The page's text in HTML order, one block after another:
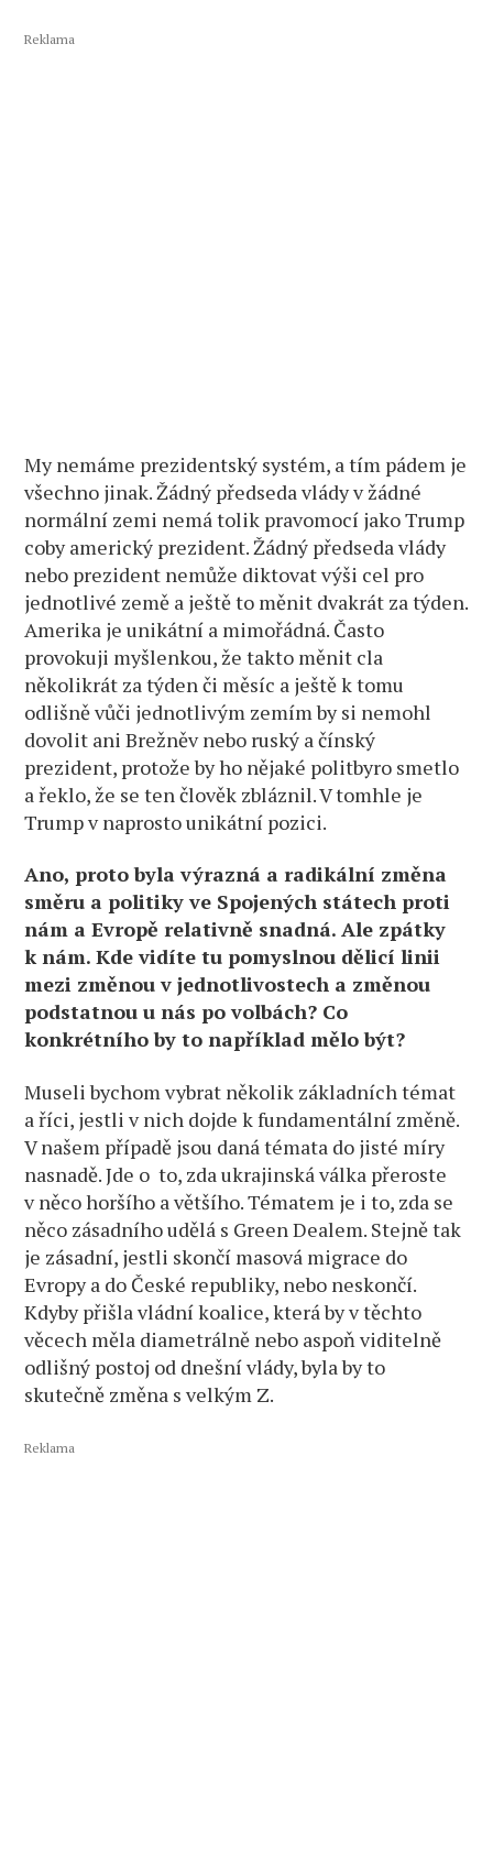
Reklama
My nemáme prezidentský systém, a tím pádem je
všechno jinak. Žádný předseda vlády v žádné
normální zemi nemá tolik pravomocí jako Trump
coby americký prezident. Žádný předseda vlády
nebo prezident nemůže diktovat výši cel pro
jednotlivé země a ještě to měnit dvakrát za týden.
Amerika je unikátní a mimořádná. Často
provokuji myšlenkou, že takto měnit cla
několikrát za týden či měsíc a ještě k tomu
odlišně vůči jednotlivým zemím by si nemohl
dovolit ani Brežněv nebo ruský a čínský
prezident, protože by ho nějaké politbyro smetlo
a řeklo, že se ten člověk zbláznil. V tomhle je
Trump v naprosto unikátní pozici.
Ano, proto byla výrazná a radikální změna
směru a politiky ve Spojených státech proti
nám a Evropě relativně snadná. Ale zpátky
k nám. Kde vidíte tu pomyslnou dělicí linii
mezi změnou v jednotlivostech a změnou
podstatnou u nás po volbách? Co
konkrétního by to například mělo být?
Museli bychom vybrat několik základních témat
a říci, jestli v nich dojde k fundamentální změně.
V našem případě jsou daná témata do jisté míry
nasnadě. Jde o to, zda ukrajinská válka přeroste
v něco horšího a většího. Tématem je i to, zda se
něco zásadního udělá s Green Dealem. Stejně tak
je zásadní, jestli skončí masová migrace do
Evropy a do České republiky, nebo neskončí.
Kdyby přišla vládní koalice, která by v těchto
věcech měla diametrálně nebo aspoň viditelně
odlišný postoj od dnešní vlády, byla by to
skutečně změna s velkým Z.
Reklama